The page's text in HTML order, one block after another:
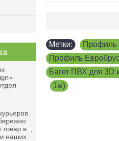
товар в
наших
Метки: Профиль
Профиль
Багет ПВХ для 3D
1м)